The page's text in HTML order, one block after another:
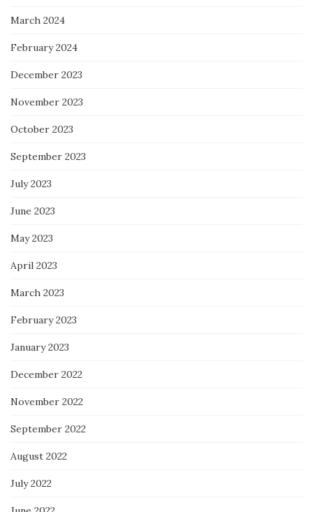
March 2024
February 2024
December 2023
November 2023
October 2023
September 2023
July 2023
June 2023
May 2023
April 2023
March 2023
February 2023
January 2023
December 2022
November 2022
September 2022
August 2022
July 2022